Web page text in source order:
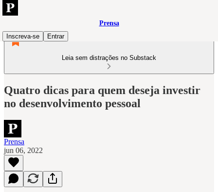
Prensa
Inscreva-se
Entrar
Leia sem distrações no Substack
Quatro dicas para quem deseja investir
no desenvolvimento pessoal
Prensa
jun 06, 2022